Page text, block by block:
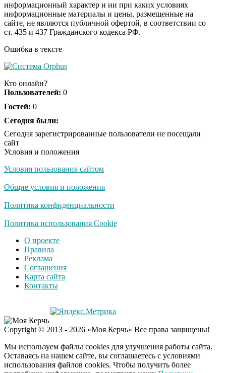
i
Ролик длится пару
секунд, но вы будете в
шоке от увиденного
Ролик из Омска: вы
Ржу не переставая, это
не раз
Скрытая камера на
люди вытворяют, когда
Ролик длится
смеяться вы будете
Королева вагона
отожгла! Видео не
оставит равнодушным
Борисовой душил ее
из-за макарон
информационный характер и ни при каких условиях
информационные материалы и цены, размещенные на
сайте, не являются публичной офертой, в соответствии со
ст. 435 и 437 Гражданского кодекса РФ.
Ошибка в тексте
Кто онлайн?
Пользователей: 0
Гостей: 0
Сегодня были:
Сегодня зарегистрированные пользователи не посещали
сайт
Условия и положения
Условия пользования сайтом
Общие условия и положения
Политика конфиденциальности
Политика использования Cookie
О проекте
Правила
Реклама
Соглашения
Карта сайта
Контакты
Copyright © 2013 - 2026 «Моя Керчь» Все права защищены!
Мы используем файлы cookies для улучшения работы сайта.
Оставаясь на нашем сайте, вы соглашаетесь с условиями
использования файлов cookies. Чтобы получить более